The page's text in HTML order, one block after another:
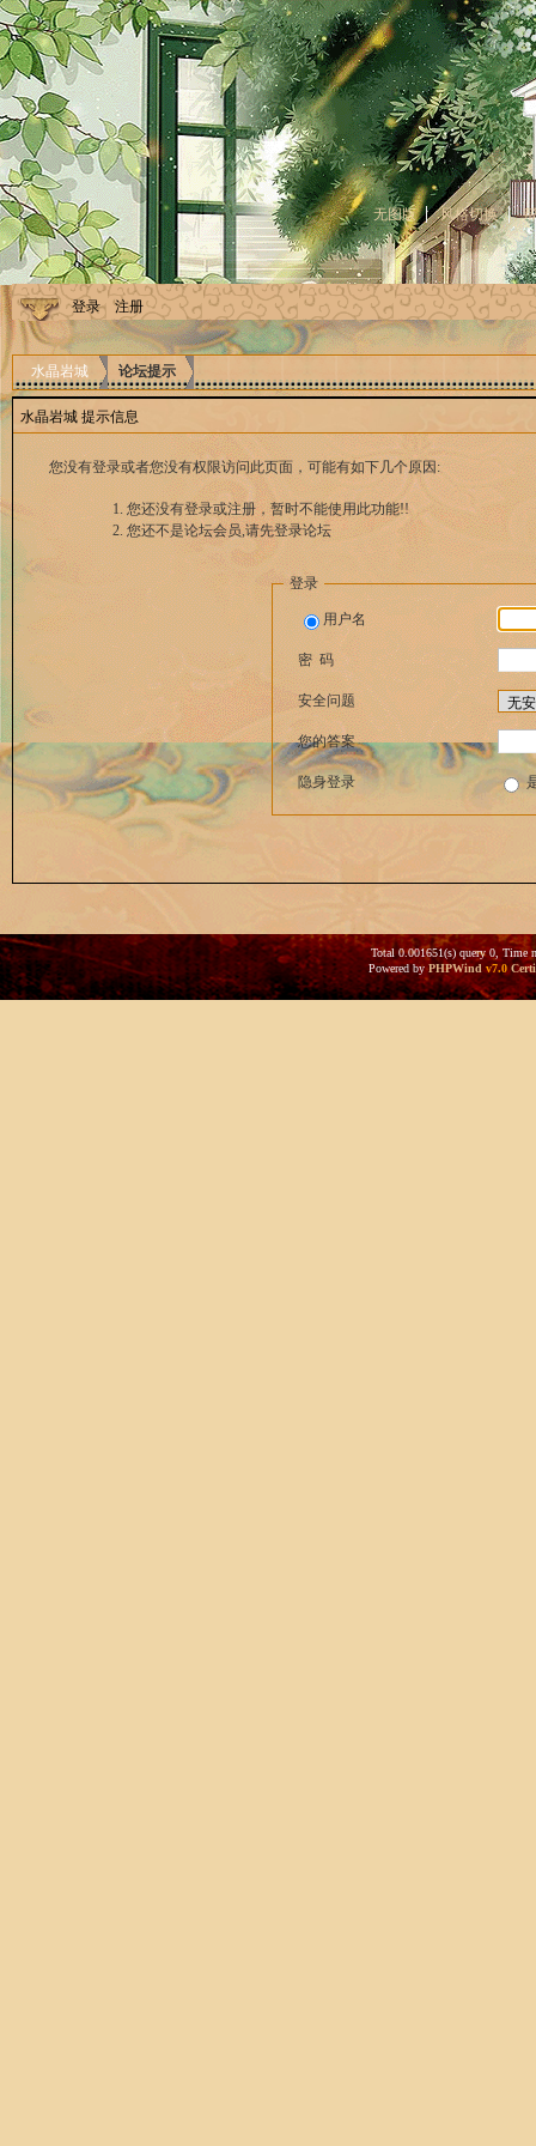
无图版 风格切换
登录 注册
水晶岩城 论坛提示
水晶岩城 提示信息
您没有登录或者您没有权限访问此页面，可能有如下几个原因:
您还没有登录或注册，暂时不能使用此功能!!
您还不是论坛会员,请先登录论坛
登录
用户名
密 码
安全问题
您的答案
隐身登录
Total 0.001651(s) query 0, Time
Powered byPHPWind v7.0